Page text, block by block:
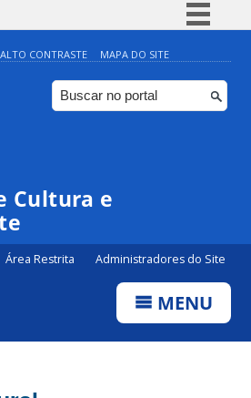
Simplifique!
Comunica BR
Participe
ALTO CONTRASTE MAPA DO SITE
Cultura e
Área Restrita Administradores do Site
MENU